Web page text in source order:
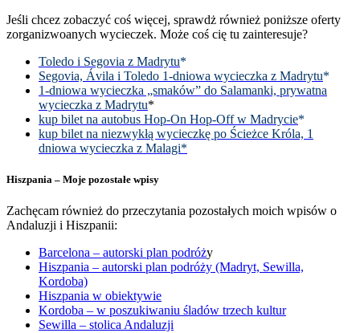
Jeśli chcez zobaczyć coś więcej, sprawdż również poniższe oferty
zorganizwoanych wycieczek. Może coś cię tu zainteresuje?
Toledo i Segovia z Madrytu*
Segovia, Ávila i Toledo 1-dniowa wycieczka z Madrytu*
1-dniowa wycieczka „smaków” do Salamanki, prywatna
wycieczka z Madrytu*
kup bilet na autobus Hop-On Hop-Off w Madrycie*
kup bilet na niezwykłą wycieczkę po Ścieżce Króla, 1
dniowa wycieczka z Malagi*
Hiszpania – Moje pozostałe wpisy
Zachęcam również do przeczytania pozostałych moich wpisów o
Andaluzji i Hiszpanii:
Barcelona – autorski plan podróży
Hiszpania – autorski plan podróży (Madryt, Sewilla,
Kordoba)
Hiszpania w obiektywie
Kordoba – w poszukiwaniu śladów trzech kultur
Sewilla – stolica Andaluzji